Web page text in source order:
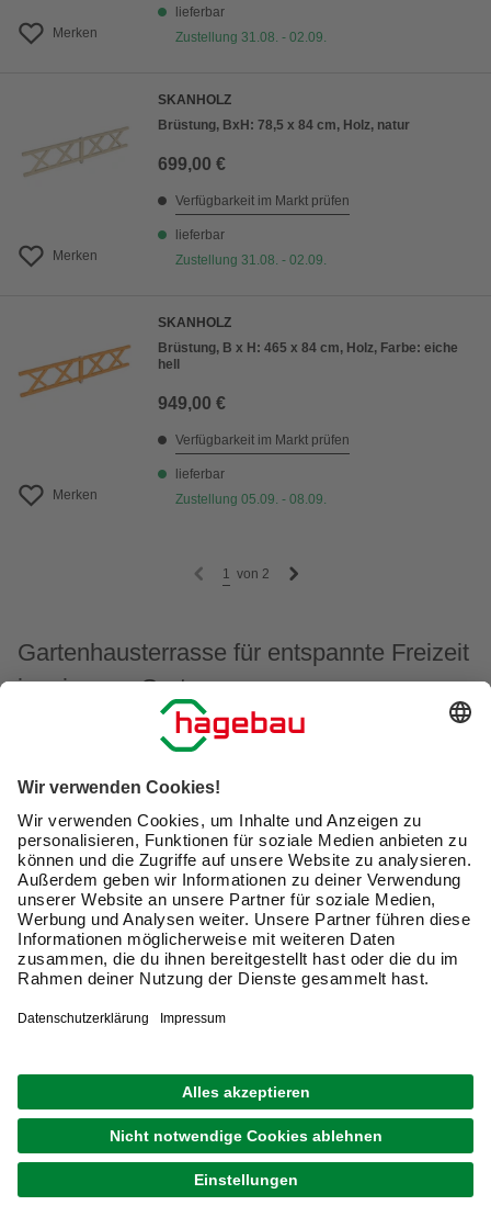
Merken
lieferbar
Zustellung 31.08. - 02.09.
Merken
SKANHOLZ
Brüstung, BxH: 78,5 x 84 cm, Holz, natur
699,00 €
Verfügbarkeit im Markt prüfen
lieferbar
Zustellung 31.08. - 02.09.
Merken
SKANHOLZ
Brüstung, B x H: 465 x 84 cm, Holz, Farbe: eiche
hell
949,00 €
Verfügbarkeit im Markt prüfen
lieferbar
Zustellung 05.09. - 08.09.
1 von 2
Gartenhausterrasse für entspannte Freizeit
im eigenen Garten
Außenbereich Deines Gartenhauses
Entdecke die Vorzüge einer individuell gestalteten
Gartenhausterrasse. Wenn Du eine baulich einfache
Lösung wünschst, entscheide Dich für eine
Komplettterrasse, dievom Fundament bis zum
Brüstungsgeländer alle erforderlichen Bestandteile
enthält. Hobbyhandwerker, die mit geschickten Händen
gern tüfteln und bauen, finden die verschiedenen Bauteile
und wichtiges Zubehör zum individuellen Kombinieren.
Lies hier, wie Du Deine Traumveranda für
Welche Gründe gibt es für eine Gartenhausterrasse?
Bei vielen Gartenhäusern ist eine Terrasse bereits
wenn die vorgesehene Fläche im